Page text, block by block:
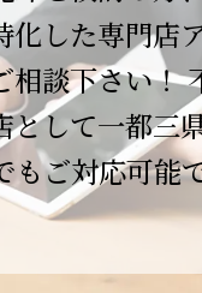
に迎えることができ
愛顧いただいている
だいている取引先の皆
たすべての関係者の
より深く感謝申し上げ
の中で、多くのご縁
当社があります。
、10周年は通過点にす
化した専門店
相談下さい！
として一都三
もご対応可能で